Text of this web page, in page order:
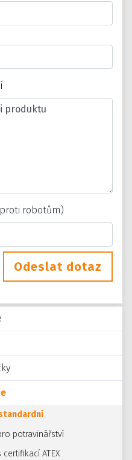
potravinářství
ATEX
proti robotům)
Odeslat dotaz